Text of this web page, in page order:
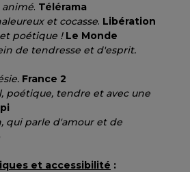
animé. Télérama
et cocasse. Libération
poétique ! Le Monde
de tendresse et d'esprit.
France 2
poétique, tendre et avec une
qui parle d'amour et de
et accessibilité :